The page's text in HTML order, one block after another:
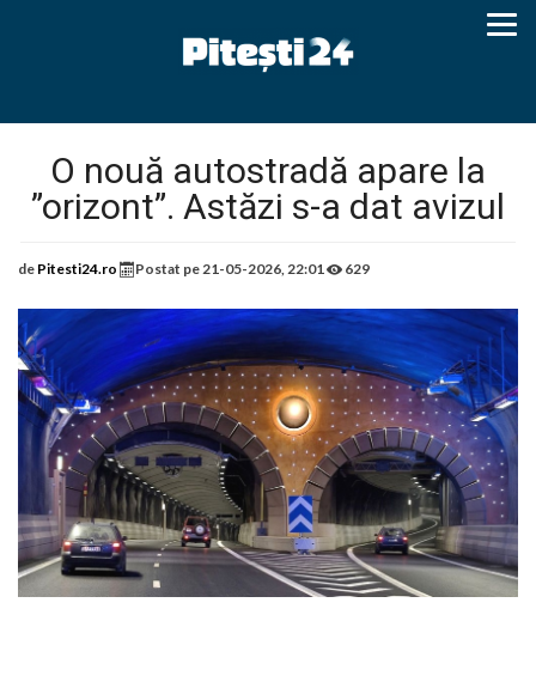
O nouă autostradă apare la
”orizont”. Astăzi s-a dat avizul
de Pitesti24.ro Postat pe21-05-2026, 22:01 629